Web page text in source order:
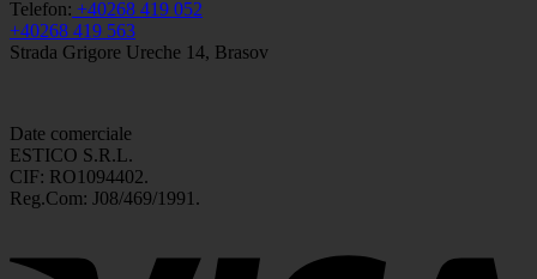
Telefon: +40268 419 052
+40268 419 563
Strada Grigore Ureche 14, Brasov
Date comerciale
ESTICO S.R.L.
CIF: RO1094402.
Reg.Com: J08/469/1991.